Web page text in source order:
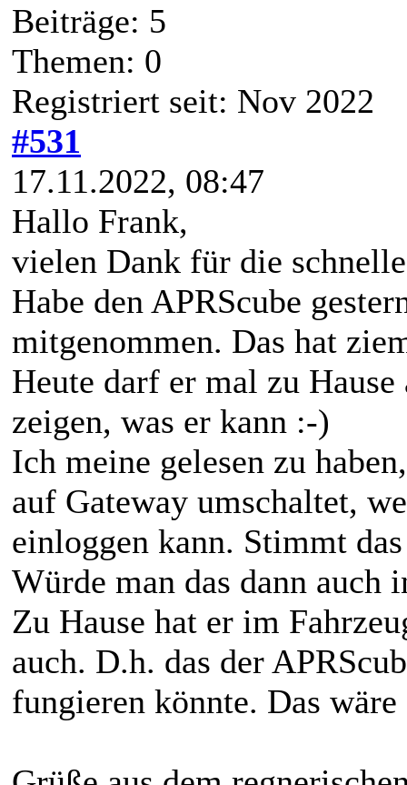
Beiträge: 5
Themen: 0
Registriert seit: Nov 2022
#531
17.11.2022, 08:47
Hallo Frank,
vielen Dank für die
Habe den APRScube
mitgenommen. Das hat
Heute darf er mal zu
zeigen, was er kann :-)
Ich meine gelesen zu
auf Gateway umschaltet,
einloggen kann. Stimmt das
Würde man das dann auch
Zu Hause hat er im
auch. D.h. das der
fungieren könnte. Das